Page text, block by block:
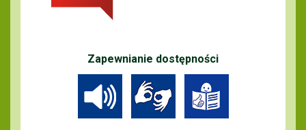
Zapewnianie dostępności